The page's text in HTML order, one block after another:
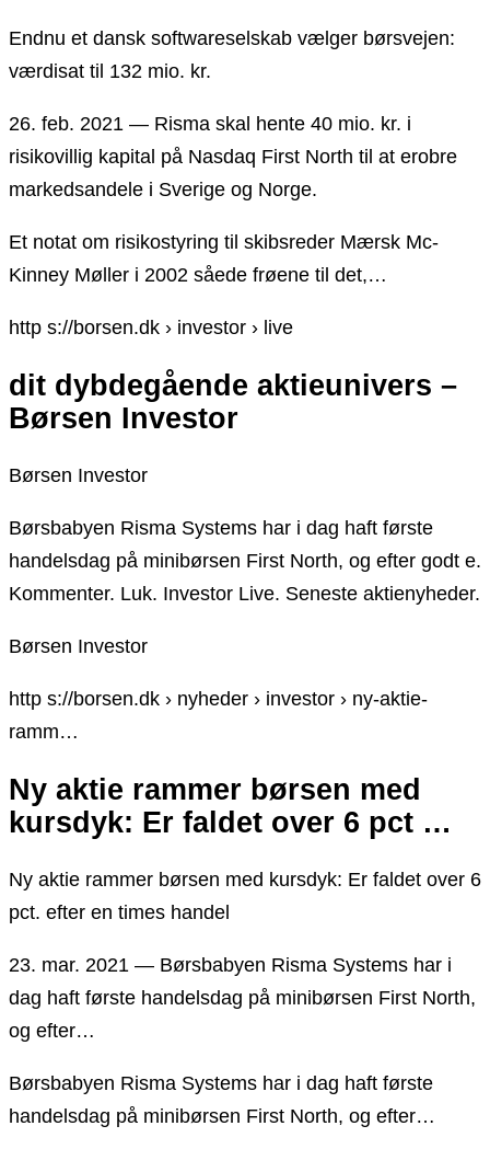
Endnu et dansk softwareselskab vælger børsvejen:
værdisat til 132 mio. kr.
26. feb. 2021 — Risma skal hente 40 mio. kr. i
risikovillig kapital på Nasdaq First North til at erobre
markedsandele i Sverige og Norge.
Et notat om risikostyring til skibsreder Mærsk Mc-
Kinney Møller i 2002 såede frøene til det,…
http s://borsen.dk › investor › live
dit dybdegående aktieunivers –
Børsen Investor
Børsen Investor
Børsbabyen Risma Systems har i dag haft første
handelsdag på minibørsen First North, og efter godt e.
Kommenter. Luk. Investor Live. Seneste aktienyheder.
Børsen Investor
http s://borsen.dk › nyheder › investor › ny-aktie-
ramm…
Ny aktie rammer børsen med
kursdyk: Er faldet over 6 pct …
Ny aktie rammer børsen med kursdyk: Er faldet over 6
pct. efter en times handel
23. mar. 2021 — Børsbabyen Risma Systems har i
dag haft første handelsdag på minibørsen First North,
og efter…
Børsbabyen Risma Systems har i dag haft første
handelsdag på minibørsen First North, og efter…